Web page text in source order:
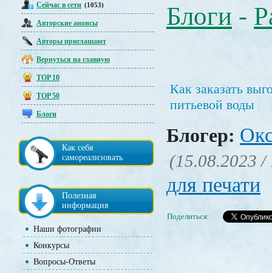
Сейчас в сети (1053)
Авторские анонсы
Авторы приглашают
Вернуться на главную
TOP 10
TOP 50
Блоги
Как себя
самореализовать
Полезная
информация
Наши фотографии
Конкурсы
Вопросы-Ответы
Блоги -
Как заказать
питьевой воды
Блогер:
(15.08.2023 /
для печати
Поделиться: